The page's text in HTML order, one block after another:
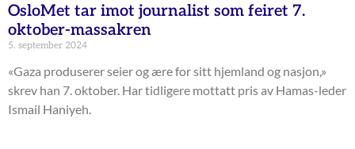
OsloMet tar imot journalist som feiret 7.
oktober-massakren
5. september 2024
«Gaza produserer seier og ære for sitt hjemland og nasjon,»
skrev han 7. oktober. Har tidligere mottatt pris av Hamas-leder
Ismail Haniyeh.